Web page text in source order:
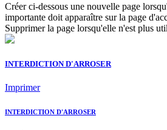
Créer ci-dessous une nouvelle page
importante doit apparaître sur la page
Supprimer la page lorsqu'elle n'est plus
INTERDICTION D'ARROSER
Imprimer
INTERDICTION D'ARROSER